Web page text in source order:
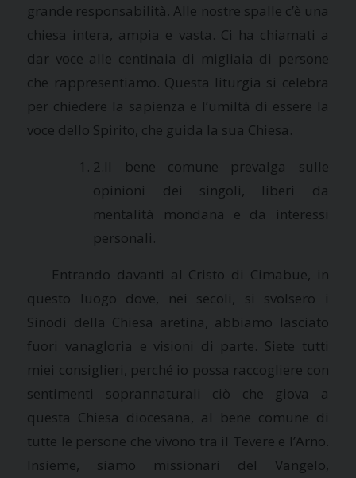
grande responsabilità. Alle nostre spalle c’è una
chiesa intera, ampia e vasta. Ci ha chiamati a
dar voce alle centinaia di migliaia di persone
che rappresentiamo. Questa liturgia si celebra
per chiedere la sapienza e l’umiltà di essere la
voce dello Spirito, che guida la sua Chiesa.
2.Il bene comune prevalga sulle
opinioni dei singoli, liberi da
mentalità mondana e da interessi
personali.
Entrando davanti al Cristo di Cimabue, in
questo luogo dove, nei secoli, si svolsero i
Sinodi della Chiesa aretina, abbiamo lasciato
fuori vanagloria e visioni di parte. Siete tutti
miei consiglieri, perché io possa raccogliere con
sentimenti soprannaturali ciò che giova a
questa Chiesa diocesana, al bene comune di
tutte le persone che vivono tra il Tevere e l’Arno.
Insieme, siamo missionari del Vangelo,